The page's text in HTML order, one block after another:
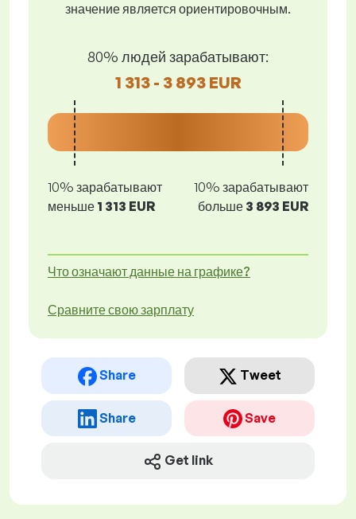
значение является ориентировочным.
80% людей зарабатывают:
1 313 - 3 893 EUR
10% зарабатывают
меньше 1 313 EUR
10% зарабатывают
больше 3 893 EUR
Что означают данные на графике?
Сравните свою зарплату
Share Tweet
Share Save
Get link